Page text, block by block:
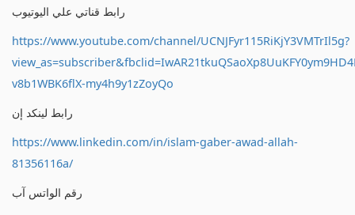
رابط قناتي علي اليوتيوب
https://www.youtube.com/channel/UCNJFyr115RiKjY3VMTrIl5g?
v8b1WBK6flX-my4h9y1zZoyQo
رابط لينكد إن
https://www.linkedin.com/in/islam-gaber-awad-allah-
81356116a/
رقم الواتس آب